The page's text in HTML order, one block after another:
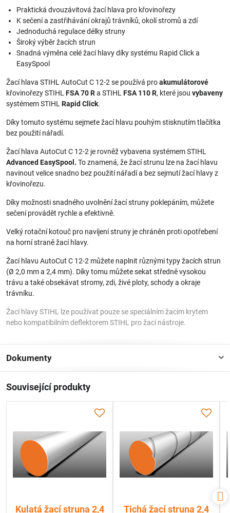
Praktická dvouzávitová žací hlava pro křovinořezy
K sečení a zastřihávání okrajů trávníků, okolí stromů a zdí
Jednoduchá regulace délky struny
Široký výběr žacích strun
Snadná výměna celé žací hlavy díky systému Rapid Click a
EasySpool
Žací hlava STIHL AutoCut C 12-2 se používá proakumulátorové
křovinořezy STIHL FSA 70 Ra STIHL FSA 110 R, které jsou vybaveny
systémem STIHL Rapid Click.
Díky tomuto systému sejmete žací hlavu pouhým stisknutím tlačítka
bez použití nářadí.
Žací hlava AutoCut C 12-2 je rovněž vybavena systémem STIHL
Advanced EasySpool. To znamená, že žací strunu lze na žací hlavu
navinout velice snadno bez použití nářadí a bez sejmutí žací hlavy z
křovinořezu.
Díky možnosti snadného uvolnění žací struny poklepáním, můžete
sečení provádět rychle a efektivně.
Velký rotační kotouč pro navíjení struny je chráněn proti opotřebení
na horní straně žací hlavy.
Žací hlavu AutoCut C 12-2 můžete naplnit různými typy žacích strun
(Ø 2,0 mm a 2,4 mm). Díky tomu můžete sekat středně vysokou
trávu a také obsekávat stromy, zdi, živé ploty, schody a okraje
trávníku.
Žací hlavy STIHL lze používat pouze se speciálním žacím krytem
nebo kompatibilním deflektorem STIHL pro žací nástroje.
Dokumenty
Související produkty
Kulatá žací struna 2,4
Tichá žací struna 2,4